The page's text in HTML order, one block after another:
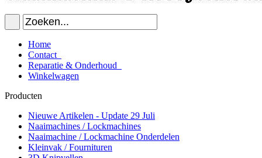
Home
Contact
Reparatie & Onderhoud
Winkelwagen
Producten
Nieuwe Artikelen - Update 29 Juli
Naaimachines / Lockmachines
Naaimachine / Lockmachine Onderdelen
Kleinvak / Fournituren